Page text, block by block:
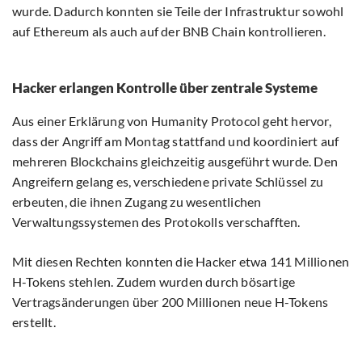
wurde. Dadurch konnten sie Teile der Infrastruktur sowohl
auf Ethereum als auch auf der BNB Chain kontrollieren.
Hacker erlangen Kontrolle über zentrale Systeme
Aus einer Erklärung von Humanity Protocol geht hervor,
dass der Angriff am Montag stattfand und koordiniert auf
mehreren Blockchains gleichzeitig ausgeführt wurde. Den
Angreifern gelang es, verschiedene private Schlüssel zu
erbeuten, die ihnen Zugang zu wesentlichen
Verwaltungssystemen des Protokolls verschafften.
Mit diesen Rechten konnten die Hacker etwa 141 Millionen
H-Tokens stehlen. Zudem wurden durch bösartige
Vertragsänderungen über 200 Millionen neue H-Tokens
erstellt.